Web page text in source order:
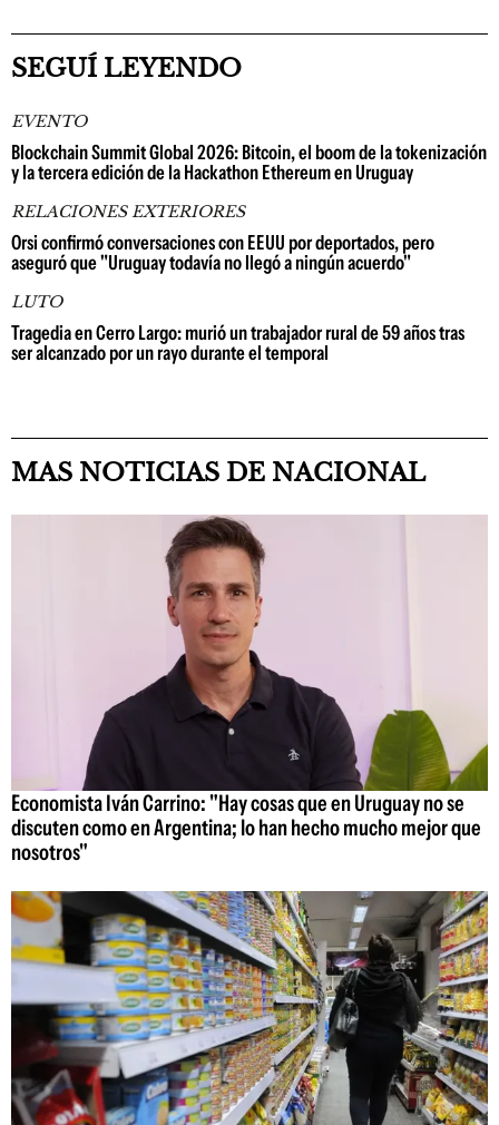
SEGUÍ LEYENDO
EVENTO
Blockchain Summit Global 2026: Bitcoin, el boom de la tokenización
y la tercera edición de la Hackathon Ethereum en Uruguay
RELACIONES EXTERIORES
Orsi confirmó conversaciones con EEUU por deportados, pero
aseguró que "Uruguay todavía no llegó a ningún acuerdo"
LUTO
Tragedia en Cerro Largo: murió un trabajador rural de 59 años tras
ser alcanzado por un rayo durante el temporal
MAS NOTICIAS DE NACIONAL
Economista Iván Carrino: "Hay cosas que en Uruguay no se
discuten como en Argentina; lo han hecho mucho mejor que
nosotros"